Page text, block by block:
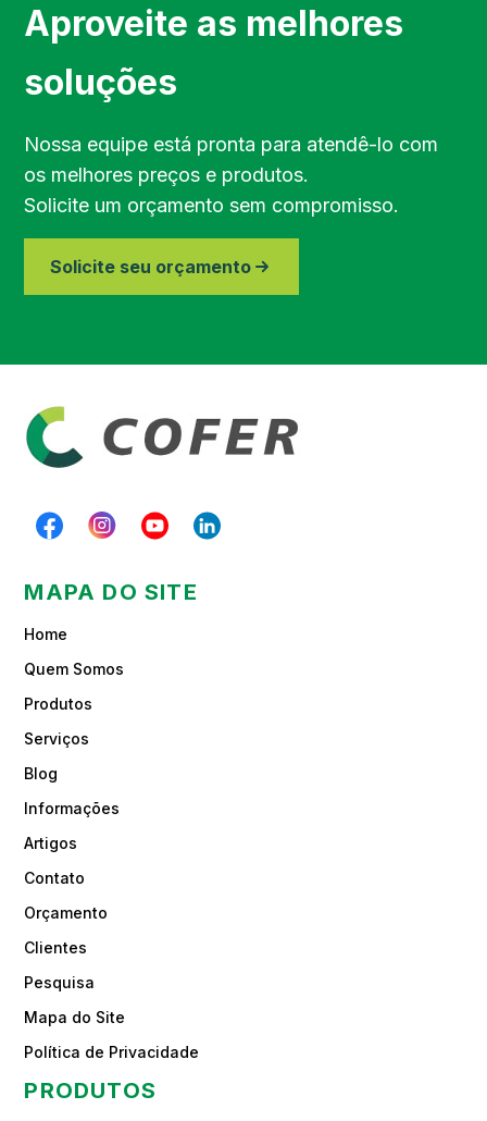
Região do Vale do Paraíba
Região de Piracicaba
Aproveite as melhores
soluções
Nossa equipe está pronta para atendê-lo com
os melhores preços e produtos.
Solicite um orçamento sem compromisso.
Solicite seu orçamento
MAPA DO SITE
Home
Quem Somos
Produtos
Serviços
Blog
Informações
Artigos
Contato
Orçamento
Clientes
Pesquisa
Mapa do Site
Política de Privacidade
PRODUTOS